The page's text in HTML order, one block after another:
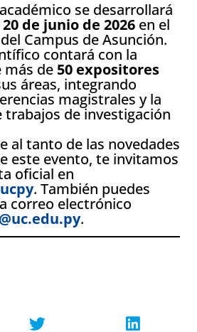
se desarrollará
20 de junio de 2026 en el
Campus de Asunción.
contará con la
más de 50 expositores
áreas, integrando
magistrales y la
trabajos de investigación
al tanto de las novedades
este evento, te invitamos
oficial en
. También puedes
correo electrónico
.